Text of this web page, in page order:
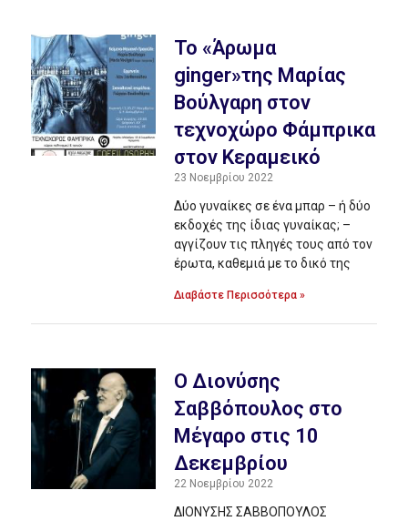
To «Άρωμα
ginger»της Μαρίας
Βούλγαρη στον
τεχνοχώρο Φάμπρικα
στον Κεραμεικό
23 Νοεμβρίου 2022
Δύο γυναίκες σε ένα μπαρ – ή δύο
εκδοχές της ίδιας γυναίκας; –
αγγίζουν τις πληγές τους από τον
έρωτα, καθεμιά με το δικό της
Διαβάστε Περισσότερα »
O Διονύσης
Σαββόπουλος στο
Μέγαρο στις 10
Δεκεμβρίου
22 Νοεμβρίου 2022
ΔΙΟΝΥΣΗΣ ΣΑΒΒΟΠΟΥΛΟΣ